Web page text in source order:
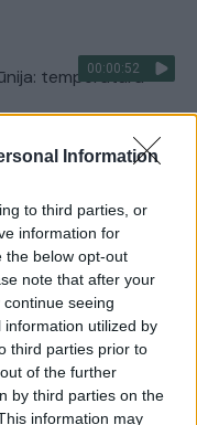
Information
to third parties, or
information for
the below opt-out
note that after your
seeing
utilized by
third parties prior to
of the further
by third parties on the
information may
00:00:52
temperatūra
00:00:30
r.: dviejų moterų ir